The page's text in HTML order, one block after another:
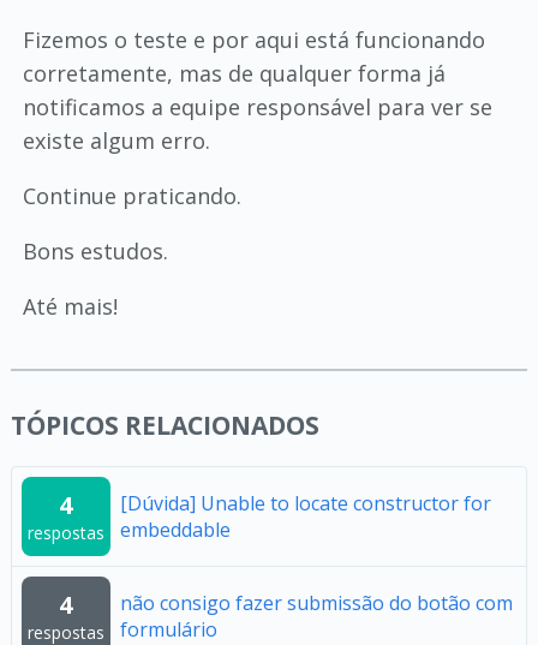
Fizemos o teste e por aqui está funcionando
corretamente, mas de qualquer forma já
notificamos a equipe responsável para ver se
existe algum erro.
Continue praticando.
Bons estudos.
Até mais!
TÓPICOS RELACIONADOS
4
respostas
[Dúvida] Unable to locate constructor for
embeddable
4
respostas
não consigo fazer submissão do botão com
formulário